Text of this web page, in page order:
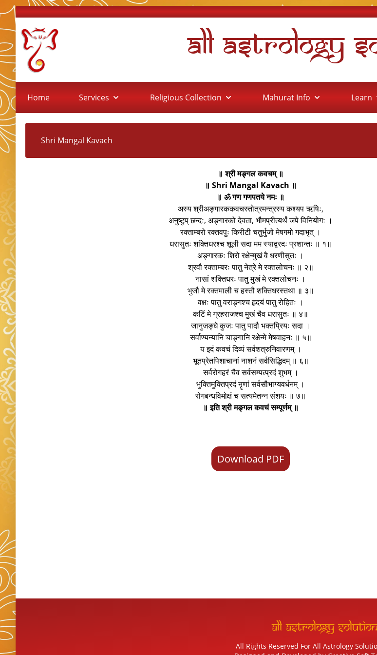
All Astrology
Home Services Religious Collection Mahurat Info Learn
Shri Mangal Kavach
॥ श्री मङ्गल कवचम् ॥
॥ Shri Mangal Kavach ॥
॥ ॐ गण गणपतये नमः ॥
अस्य श्रीअङ्गारककवचस्तोत्रमन्त्रस्य कश्यप ऋषिः,
अनुष्टुप् छन्दः, अङ्गारको देवता, भौमप्रीत्यर्थं जपे विनियोगः ।
रक्ताम्बरो रक्तवपुः किरीटी चतुर्भुजो मेषगमो गदाभृत् ।
धरासुतः शक्तिधरश्च शूली सदा मम स्याद्वरदः प्रशान्तः ॥ १॥
अङ्गारकः शिरो रक्षेन्मुखं वै धरणीसुतः ।
श्रवौ रक्ताम्बरः पातु नेत्रे मे रक्तलोचनः ॥ २॥
नासां शक्तिधरः पातु मुखं मे रक्तलोचनः ।
भुजौ मे रक्तमाली च हस्तौ शक्तिधरस्तथा ॥ ३॥
वक्षः पातु वराङ्गश्च हृदयं पातु रोहितः ।
कटिं मे ग्रहराजश्च मुखं चैव धरासुतः ॥ ४॥
जानुजङ्घे कुजः पातु पादौ भक्तप्रियः सदा ।
सर्वाण्यन्यानि चाङ्गानि रक्षेन्मे मेषवाहनः ॥ ५॥
य इदं कवचं दिव्यं सर्वशत्रुनिवारणम् ।
भूतप्रेतपिशाचानां नाशनं सर्वसिद्धिदम् ॥ ६॥
सर्वरोगहरं चैव सर्वसम्पत्प्रदं शुभम् ।
भुक्तिमुक्तिप्रदं नॄणां सर्वसौभाग्यवर्धनम् ।
रोगबन्धविमोक्षं च सत्यमेतन्न संशयः ॥ ७॥
॥ इति श्री मङ्गल कवचं सम्पूर्णम् ॥
Download PDF
All Astrology
All Rights Reserved For All Astrology